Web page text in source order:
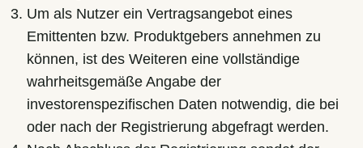
Um als Nutzer ein Vertragsangebot eines
Emittenten bzw. Produktgebers annehmen zu
können, ist des Weiteren eine vollständige
wahrheitsgemäße Angabe der
investorenspezifischen Daten notwendig, die bei
oder nach der Registrierung abgefragt werden.